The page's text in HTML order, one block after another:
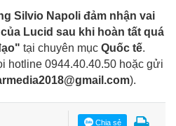
Silvio Napoli đảm nhận vai
Lucid sau khi hoàn tất quá
tại chuyên mục Quốc tế.
hotline 0944.40.40.50 hoặc gửi
).
Chia sẻ